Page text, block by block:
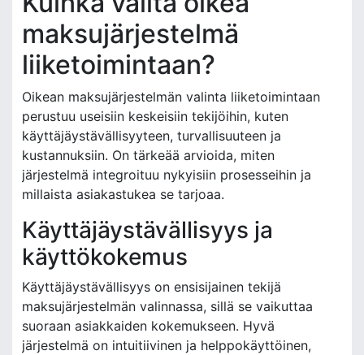
maksujärjestelmä
liiketoimintaan?
Oikean maksujärjestelmän valinta liiketoimintaan
perustuu useisiin keskeisiin tekijöihin, kuten
käyttäjäystävällisyyteen, turvallisuuteen ja
kustannuksiin. On tärkeää arvioida, miten
järjestelmä integroituu nykyisiin prosesseihin ja
millaista asiakastukea se tarjoaa.
Käyttäjäystävällisyys ja
käyttökokemus
Käyttäjäystävällisyys on ensisijainen tekijä
maksujärjestelmän valinnassa, sillä se vaikuttaa
suoraan asiakkaiden kokemukseen. Hyvä
järjestelmä on intuitiivinen ja helppokäyttöinen,